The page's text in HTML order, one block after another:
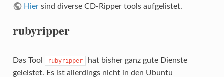
Hiersind diverse CD-Ripper tools aufgelistet.
rubyripper
Das Tool rubyripper
hat bisher ganz gute Dienste
geleistet. Es ist allerdings nicht in den Ubuntu